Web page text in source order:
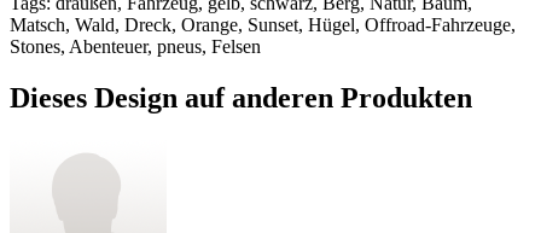
Matsch, Wald, Dreck, Orange, Sunset, Hügel, Offroad-Fahrzeuge,
Stones, Abenteuer, pneus, Felsen
Dieses Design auf anderen Produkten